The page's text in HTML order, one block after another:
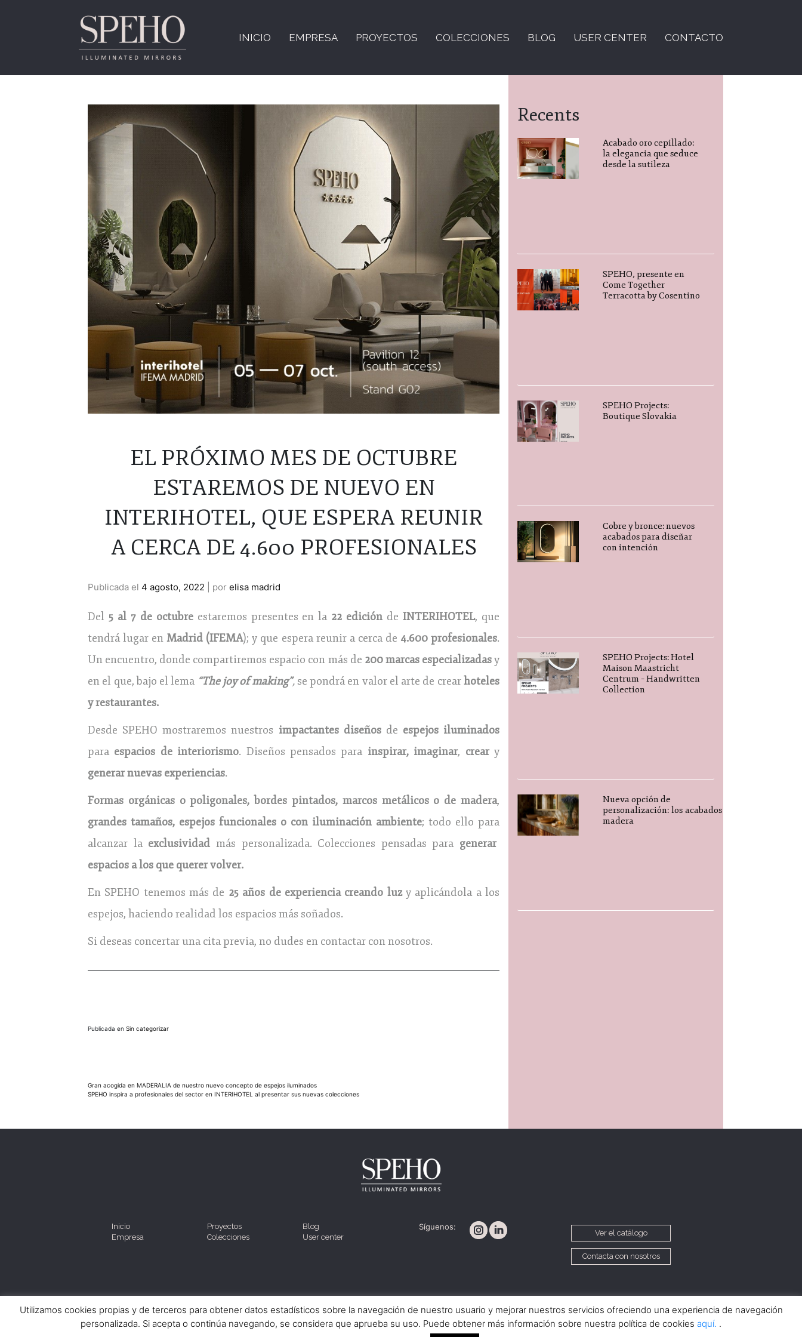
INICIO EMPRESA PROYECTOS COLECCIONES BLOG USER CENTER CONTACTO
EL PRÓXIMO MES DE OCTUBRE
ESTAREMOS DE NUEVO EN
INTERIHOTEL, QUE ESPERA REUNIR
A CERCA DE 4.600 PROFESIONALES
Publicada el 4 agosto, 2022 por elisa madrid
Del 5 al 7 de octubreestaremos presentes en la 22 edición deINTERIHOTEL, que
tendrá lugar en Madrid (IFEMA); y que espera reunir a cerca de 4.600 profesionales.
Un encuentro, donde compartiremos espacio con más de 200 marcas especializadasy
en el que, bajo el lema “The joy of making”,se pondrá en valor el arte de crearhoteles
y restaurantes.
Desde SPEHO mostraremos nuestros impactantes diseñosde espejos iluminados
para espacios de interiorismo. Diseños pensados para inspirar, imaginar, creary
generar nuevas experiencias.
Formas orgánicas o poligonales, bordes pintados, marcos metálicos o de madera,
grandes tamaños, espejos funcionales o con iluminación ambiente; todo ello para
alcanzar la exclusividad más personalizada. Colecciones pensadas paragenerar
espacios a los que querer volver.
En SPEHO tenemos más de 25 años de experiencia creando luzy aplicándola a los
espejos, haciendo realidad los espacios más soñados.
Si deseas concertar una cita previa, no dudes en contactar con nosotros.
Publicada en Sin categorizar
Navegación
Gran acogida en MADERALIA de nuestro nuevo concepto de espejos iluminados
SPEHO inspira a profesionales del sector en INTERIHOTEL al presentar sus nuevas colecciones
Recents
Acabado oro cepillado:
la elegancia que seduce
desde la sutileza
SPEHO, presente en
Come Together
Terracotta by Cosentino
SPEHO Projects:
Boutique Slovakia
Cobre y bronce: nuevos
acabados para diseñar
con intención
SPEHO Projects: Hotel
Maison Maastricht
Centrum – Handwritten
Collection
Nueva opción de
personalización: los acabados
madera
Inicio
Empresa
Proyectos
Colecciones
Blog
User center
Síguenos:
Ver el catálogo
Contacta con nosotros
Utilizamos cookies propias y de terceros para obtener datos estadísticos sobre la navegación de nuestro usuario y mejorar nuestros servicios ofreciendo una experiencia de navegación
personalizada. Si acepta o continúa navegando, se considera que aprueba su uso. Puede obtener más información sobre nuestra política de cookies aquí. .